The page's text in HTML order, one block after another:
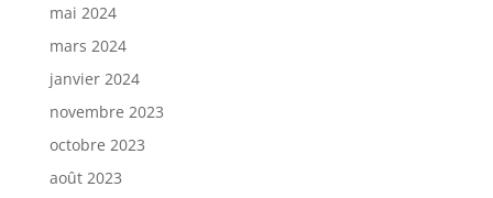
mai 2024
mars 2024
janvier 2024
novembre 2023
octobre 2023
août 2023